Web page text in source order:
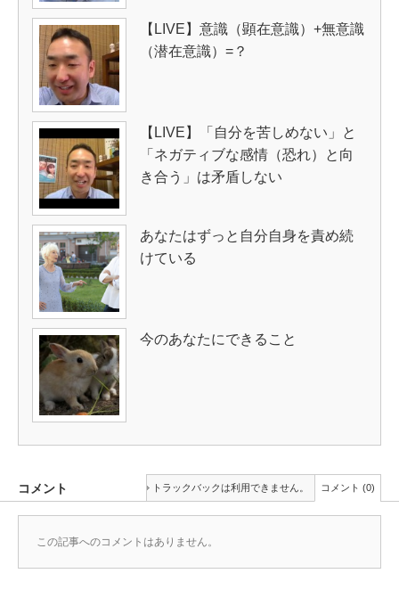
【LIVE】意識（顕在意識）+無意識
（潜在意識）=？
【LIVE】「自分を苦しめない」と
「ネガティブな感情（恐れ）と向
き合う」は矛盾しない
あなたはずっと自分自身を責め続
けている
今のあなたにできること
コメント トラックバックは利用できません。 コメント (0)
この記事へのコメントはありません。